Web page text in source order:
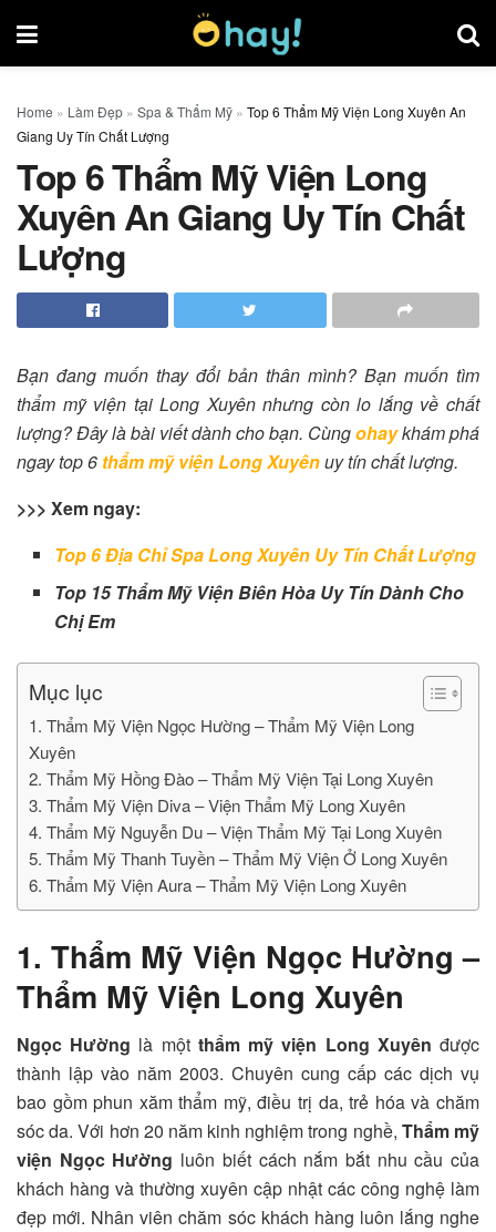
Home » Làm Đẹp » Spa & Thẩm Mỹ » Top 6 Thẩm Mỹ Viện Long Xuyên An
Giang Uy Tín Chất Lượng
Top 6 Thẩm Mỹ Viện Long
Xuyên An Giang Uy Tín Chất
Lượng
Bạn đang muốn thay đổi bản thân mình? Bạn muốn tìm
thẩm mỹ viện tại Long Xuyên nhưng còn lo lắng về chất
lượng? Đây là bài viết dành cho bạn. Cùngohaykhám phá
ngay top 6 thẩm mỹ viện Long Xuyênuy tín chất lượng.
>>> Xem ngay:
Top 6 Địa Chỉ Spa Long Xuyên Uy Tín Chất Lượng
Top 15 Thẩm Mỹ Viện Biên Hòa Uy Tín Dành Cho
Chị Em
Mục lục
1. Thẩm Mỹ Viện Ngọc Hường – Thẩm Mỹ Viện Long
Xuyên
2. Thẩm Mỹ Hồng Đào – Thẩm Mỹ Viện Tại Long Xuyên
3. Thẩm Mỹ Viện Diva – Viện Thẩm Mỹ Long Xuyên
4. Thẩm Mỹ Nguyễn Du – Viện Thẩm Mỹ Tại Long Xuyên
5. Thẩm Mỹ Thanh Tuyền – Thẩm Mỹ Viện Ở Long Xuyên
6. Thẩm Mỹ Viện Aura – Thẩm Mỹ Viện Long Xuyên
1. Thẩm Mỹ Viện Ngọc Hường –
Thẩm Mỹ Viện Long Xuyên
Ngọc Hường là một thẩm mỹ viện Long Xuyên được
thành lập vào năm 2003. Chuyên cung cấp các dịch vụ
bao gồm phun xăm thẩm mỹ, điều trị da, trẻ hóa và chăm
sóc da. Với hơn 20 năm kinh nghiệm trong nghề, Thẩm mỹ
viện Ngọc Hường luôn biết cách nắm bắt nhu cầu của
khách hàng và thường xuyên cập nhật các công nghệ làm
đẹp mới. Nhân viên chăm sóc khách hàng luôn lắng nghe